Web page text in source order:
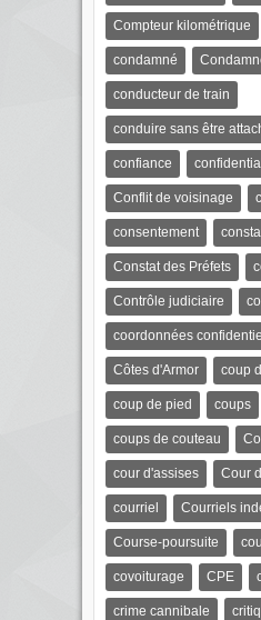
Compteur kilométrique
condamné
conducteur de train
conduire sans être
confiance
Conflit de voisinage
consentement
Constat des Préfets
Contrôle judiciaire
coordonnées
Côtes d'Armor coup
coup de pied coups
coups de couteau
cour d'assises Cour
courriel Courriels
Course-poursuite
covoiturage CPE
crime cannibale